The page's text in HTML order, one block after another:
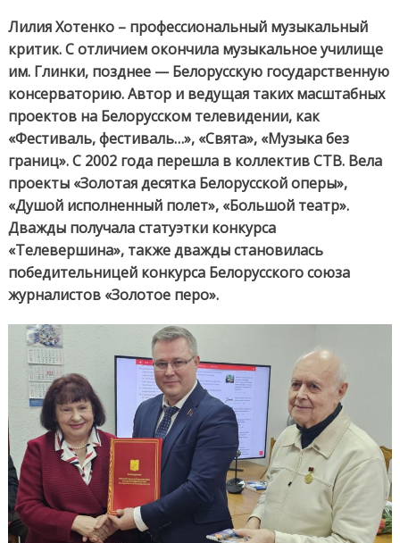
Лилия Хотенко
оставаться
собой и о
границах
публичности
Лилия Хотенко – профессиональный музыкальный
критик. С отличием окончила музыкальное училище
им. Глинки, позднее — Белорусскую государственную
консерваторию. Автор и ведущая таких масштабных
проектов на Белорусском телевидении, как
«Фестиваль, фестиваль…», «Свята», «Музыка без
границ». С 2002 года перешла в коллектив СТВ. Вела
проекты «Золотая десятка Белорусской оперы»,
«Душой исполненный полет», «Большой театр».
Дважды получала статуэтки конкурса
«Телевершина», также дважды становилась
победительницей конкурса Белорусского союза
журналистов «Золотое перо».